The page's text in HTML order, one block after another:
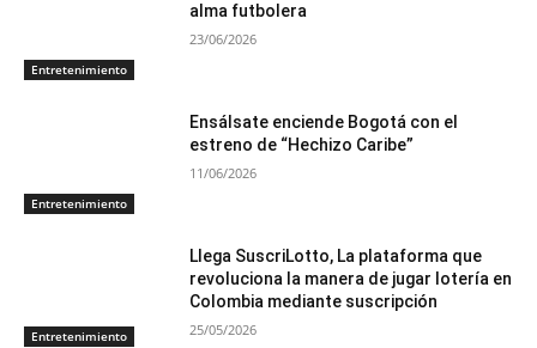
Entretenimiento
alma futbolera
23/06/2026
Entretenimiento
Ensálsate enciende Bogotá con el
estreno de “Hechizo Caribe”
11/06/2026
Entretenimiento
Llega SuscriLotto, La plataforma que
revoluciona la manera de jugar lotería en
Colombia mediante suscripción
25/05/2026